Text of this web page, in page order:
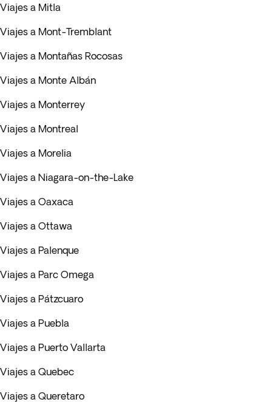
Viajes a Mitla
Viajes a Mont-Tremblant
Viajes a Montañas Rocosas
Viajes a Monte Albán
Viajes a Monterrey
Viajes a Montreal
Viajes a Morelia
Viajes a Niagara-on-the-Lake
Viajes a Oaxaca
Viajes a Ottawa
Viajes a Palenque
Viajes a Parc Omega
Viajes a Pátzcuaro
Viajes a Puebla
Viajes a Puerto Vallarta
Viajes a Quebec
Viajes a Queretaro